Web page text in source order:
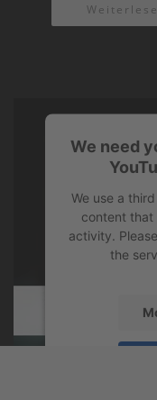
We need
We use a
content
activity.
the